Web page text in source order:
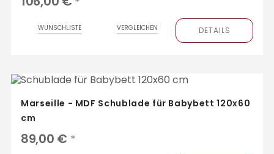
WUNSCHLISTE VERGLEICHEN DETAILS
Marseille - MDF Schublade für Babybett 120x60
cm
89,00 € *